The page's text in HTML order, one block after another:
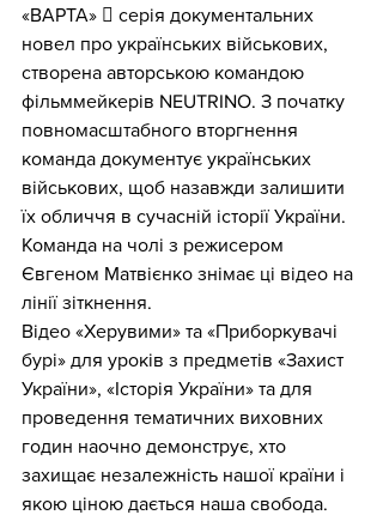
«ВАРТА»  серія документальних
новел про українських військових,
створена авторською командою
фільммейкерів NEUTRINO. З початку
повномасштабного вторгнення
команда документує українських
військових, щоб назавжди залишити
їх обличчя в сучасній історії України.
Команда на чолі з режисером
Євгеном Матвієнко знімає ці відео на
лінії зіткнення.
Відео «Херувими» та «Приборкувачі
бурі» для уроків з предметів «Захист
України», «Історія України» та для
проведення тематичних виховних
годин наочно демонструє, хто
захищає незалежність нашої країни і
якою ціною дається наша свобода.